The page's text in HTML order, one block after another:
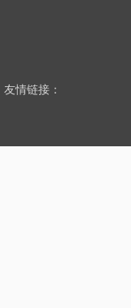
友情链接：